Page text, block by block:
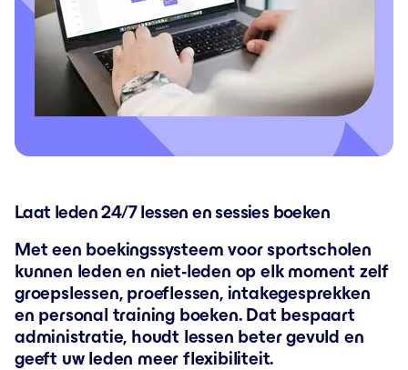
Laat leden 24/7 lessen en sessies boeken
Met een boekingssysteem voor sportscholen
kunnen leden en niet-leden op elk moment zelf
groepslessen, proeflessen, intakegesprekken
en personal training boeken. Dat bespaart
administratie, houdt lessen beter gevuld en
geeft uw leden meer flexibiliteit.